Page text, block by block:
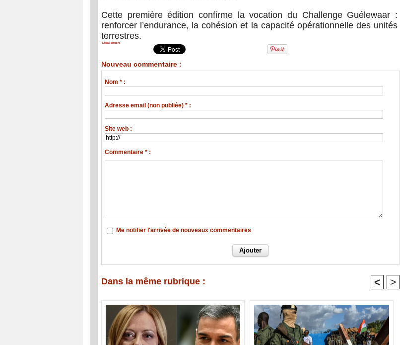
Cette première édition confirme la vocation du Challenge Guélewaar :
renforcer l’endurance, la cohésion et la capacité opérationnelle des unités
terrestres.
Lisez encore
Nouveau commentaire :
Nom * :
Adresse email (non publiée) * :
Site web :
Commentaire * :
Me notifier l'arrivée de nouveaux commentaires
Dans la même rubrique : < >